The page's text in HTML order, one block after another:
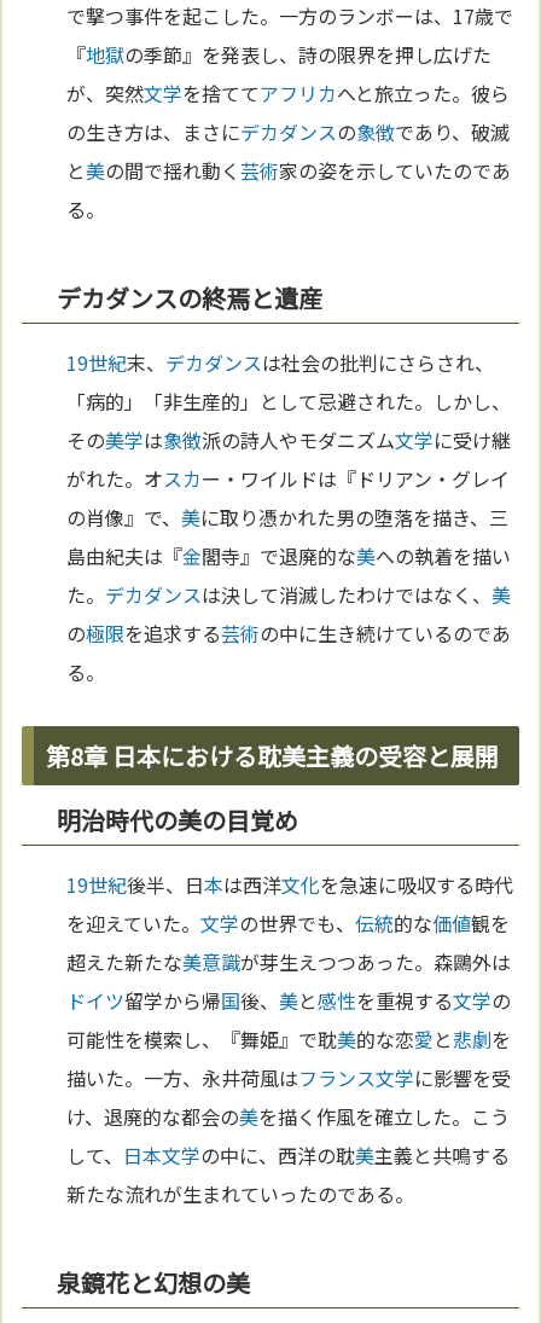
で撃つ事件を起こした。一方のランボーは、17歳で
『地獄の季節』を発表し、詩の限界を押し広げた
が、突然文学を捨ててアフリカへと旅立った。彼ら
の生き方は、まさにデカダンスの象徴であり、破滅
と美の間で揺れ動く芸術家の姿を示していたのであ
る。
デカダンスの終焉と遺産
19世紀末、 デカダンスは社会の批判にさらされ、
「病的」「非生産的」として忌避された。しかし、
その美学は象徴派の詩人やモダニズム文学に受け継
がれた。オスカー・ワイルドは『ドリアン・グレイ
の肖像』で、美に取り憑かれた男の堕落を描き、三
島由紀夫は『金閣寺』で退廃的な美への執着を描い
た。 デカダンスは決して消滅したわけではなく、美
の極限を追求する芸術の中に生き続けているのであ
る。
第8章 日本における耽美主義の受容と展開
明治時代の美の目覚め
19世紀後半、日本は西洋文化を急速に吸収する時代
を迎えていた。文学の世界でも、伝統的な価値観を
超えた新たな美意識が芽生えつつあった。森鷗外は
ドイツ留学から帰国後、美と感性を重視する文学の
可能性を模索し、『舞姫』で耽美的な恋愛と悲劇を
描いた。一方、永井荷風はフランス文学に影響を受
け、退廃的な都会の美を描く作風を確立した。こう
して、 日本文学の中に、西洋の耽美主義と共鳴する
新たな流れが生まれていったのである。
泉鏡花と幻想の美